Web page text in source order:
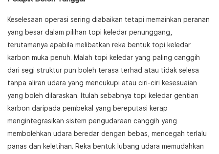
Keselesaan operasi sering diabaikan tetapi memainkan peranan
yang besar dalam pilihan topi keledar penunggang,
terutamanya apabila melibatkan reka bentuk topi keledar
karbon muka penuh. Malah topi keledar yang paling canggih
dari segi struktur pun boleh terasa terhad atau tidak selesa
tanpa aliran udara yang mencukupi atau ciri-ciri kesesuaian
yang boleh dilaraskan. Itulah sebabnya topi keledar gentian
karbon daripada pembekal yang bereputasi kerap
mengintegrasikan sistem pengudaraan canggih yang
membolehkan udara beredar dengan bebas, mencegah terlalu
panas dan keletihan. Reka bentuk lubang udara memudahkan